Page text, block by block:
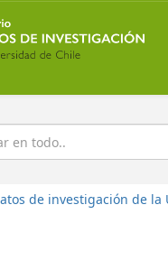
de investigación de la